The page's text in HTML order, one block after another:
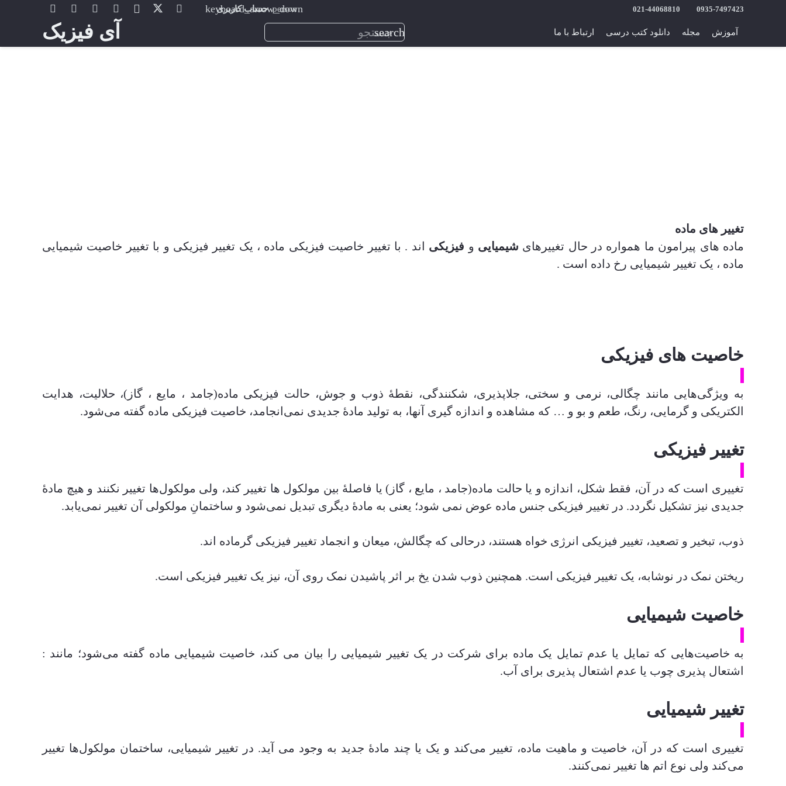
0935-7497423
021-44068810
person حساب کاربری
آموزش مجله دانلود کتب درسی ارتباط با ما search آی فیزیک
تغییر های ماده
ماده های پیرامون ما همواره در حال تغییرهای شیمیایی و فیزیکی اند . با تغییر خاصیت فیزیکی ماده ، یک تغییر فیزیکی و با تغییر خاصیت شیمیایی
ماده ، یک تغییر شیمیایی رخ داده است .
خاصیت های فیزیکی
به ویژگی‌هایی مانند چگالی، نرمی و سختی، جلاپذیری، شکنندگی، نقطۀ ذوب و جوش، حالت فیزیکی ماده(جامد ، مایع ، گاز)، حلالیت، هدایت
الکتریکی و گرمایی، رنگ، طعم و بو و … که مشاهده و اندازه گیری آنها، به تولید مادۀ جدیدی نمی‌انجامد، خاصیت فیزیکی ماده گفته می‌شود.
تغییر فیزیکی
تغییری است که در آن، فقط شکل، اندازه و یا حالت ماده(جامد ، مایع ، گاز) یا فاصلۀ بین مولکول ها تغییر کند، ولی مولکول‌ها تغییر نکنند و هیچ مادۀ
جدیدی نیز تشکیل نگردد. در تغییر فیزیکی جنس ماده عوض نمی شود؛ یعنی به مادۀ دیگری تبدیل نمی‌شود و ساختمانِ مولکولی آن تغییر نمی‌یابد.
ذوب، تبخیر و تصعید، تغییر فیزیکی انرژی خواه هستند، درحالی که چگالش، میعان و انجماد تغییر فیزیکی گرماده اند.
ریختن نمک در نوشابه، یک تغییر فیزیکی است. همچنین ذوب شدن یخ بر اثر پاشیدن نمک روی آن، نیز یک تغییر فیزیکی است.
خاصیت شیمیایی
به خاصیت‌هایی که تمایل یا عدم تمایل یک ماده برای شرکت در یک تغییر شیمیایی را بیان می کند، خاصیت شیمیایی ماده گفته می‌شود؛ مانند :
اشتعال پذیری چوب یا عدم اشتعال پذیری برای آب.
تغییر شیمیایی
تغییری است که در آن، خاصیت و ماهیت ماده، تغییر می‌کند و یک یا چند مادۀ جدید به وجود می آید. در تغییر شیمیایی، ساختمان مولکول‌ها تغییر
می‌کند ولی نوع اتم ها تغییر نمی‌کنند.